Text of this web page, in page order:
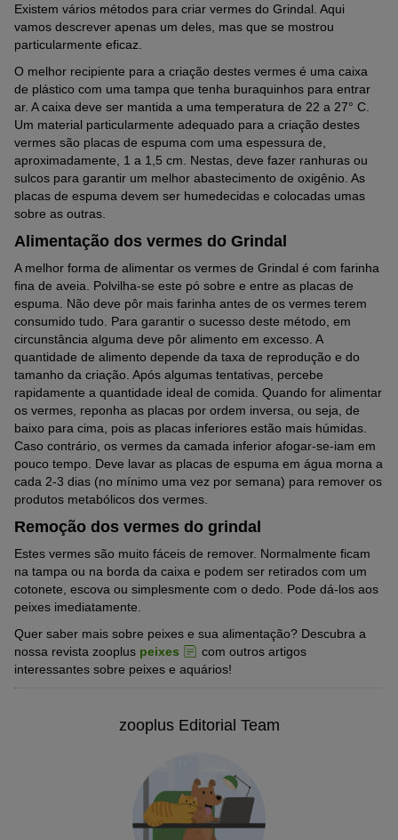
Existem vários métodos para criar vermes do Grindal. Aqui
vamos descrever apenas um deles, mas que se mostrou
particularmente eficaz.
O melhor recipiente para a criação destes vermes é uma caixa
de plástico com uma tampa que tenha buraquinhos para entrar
ar. A caixa deve ser mantida a uma temperatura de 22 a 27° C.
Um material particularmente adequado para a criação destes
vermes são placas de espuma com uma espessura de,
aproximadamente, 1 a 1,5 cm. Nestas, deve fazer ranhuras ou
sulcos para garantir um melhor abastecimento de oxigênio. As
placas de espuma devem ser humedecidas e colocadas umas
sobre as outras.
Alimentação dos vermes do Grindal
A melhor forma de alimentar os vermes de Grindal é com farinha
fina de aveia. Polvilha-se este pó sobre e entre as placas de
espuma. Não deve pôr mais farinha antes de os vermes terem
consumido tudo. Para garantir o sucesso deste método, em
circunstância alguma deve pôr alimento em excesso. A
quantidade de alimento depende da taxa de reprodução e do
tamanho da criação. Após algumas tentativas, percebe
rapidamente a quantidade ideal de comida. Quando for alimentar
os vermes, reponha as placas por ordem inversa, ou seja, de
baixo para cima, pois as placas inferiores estão mais húmidas.
Caso contrário, os vermes da camada inferior afogar-se-iam em
pouco tempo. Deve lavar as placas de espuma em água morna a
cada 2-3 dias (no mínimo uma vez por semana) para remover os
produtos metabólicos dos vermes.
Remoção dos vermes do grindal
Estes vermes são muito fáceis de remover. Normalmente ficam
na tampa ou na borda da caixa e podem ser retirados com um
cotonete, escova ou simplesmente com o dedo. Pode dá-los aos
peixes imediatamente.
Quer saber mais sobre peixes e sua alimentação? Descubra a
nossa revista zooplus peixes
com outros artigos
interessantes sobre peixes e aquários!
zooplus Editorial Team